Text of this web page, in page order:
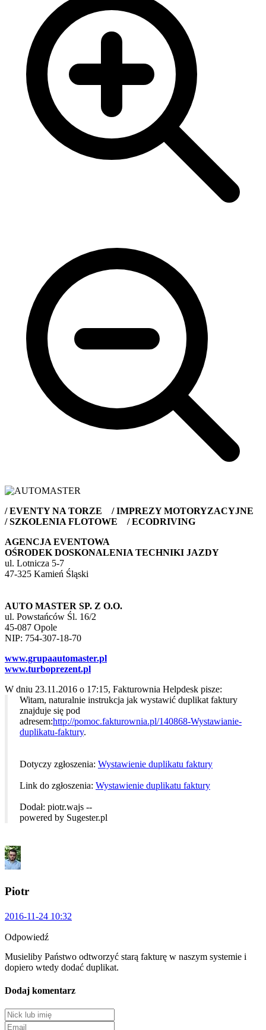
/EVENTY NA TORZE /IMPREZY MOTORYZACYJNE
/SZKOLENIA FLOTOWE /ECODRIVING
AGENCJA EVENTOWA
OŚRODEK DOSKONALENIA TECHNIKI JAZDY
ul. Lotnicza 5-7
47-325 Kamień Śląski
AUTO MASTER SP. Z O.O.
ul. Powstańców Śl. 16/2
45-087 Opole
NIP: 754-307-18-70
www.grupaautomaster.pl
www.turboprezent.pl
W dniu 23.11.2016 o 17:15, Fakturownia Helpdesk pisze:
Witam, naturalnie instrukcja jak wystawić duplikat faktury
znajduje się pod
adresem:http://pomoc.fakturownia.pl/140868-Wystawianie-
duplikatu-faktury.
Dotyczy zgłoszenia: Wystawienie duplikatu faktury
Link do zgłoszenia: Wystawienie duplikatu faktury
Dodał: piotr.wajs --
powered by Sugester.pl
Piotr
2016-11-24 10:32
Odpowiedź
Musieliby Państwo odtworzyć starą fakturę w naszym systemie i
dopiero wtedy dodać duplikat.
Dodaj komentarz